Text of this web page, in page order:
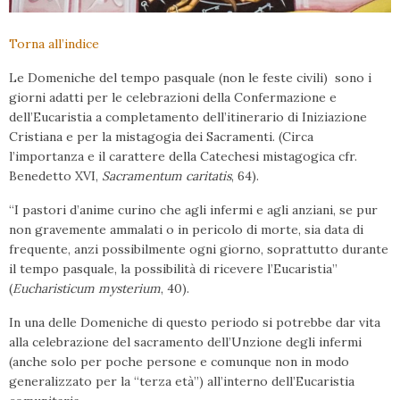
Torna all’indice
Le Domeniche del tempo pasquale (non le feste civili) sono i
giorni adatti per le celebrazioni della Confermazione e
dell’Eucaristia a completamento dell’itinerario di Iniziazione
Cristiana e per la mistagogia dei Sacramenti. (Circa
l’importanza e il carattere della Catechesi mistagogica cfr.
Benedetto XVI, Sacramentum caritatis, 64).
“I pastori d’anime curino che agli infermi e agli anziani, se pur
non gravemente ammalati o in pericolo di morte, sia data di
frequente, anzi possibilmente ogni giorno, soprattutto durante
il tempo pasquale, la possibilità di ricevere l’Eucaristia”
(Eucharisticum mysterium, 40).
In una delle Domeniche di questo periodo si potrebbe dar vita
alla celebrazione del sacramento dell’Unzione degli infermi
(anche solo per poche persone e comunque non in modo
generalizzato per la “terza età”) all’interno dell’Eucaristia